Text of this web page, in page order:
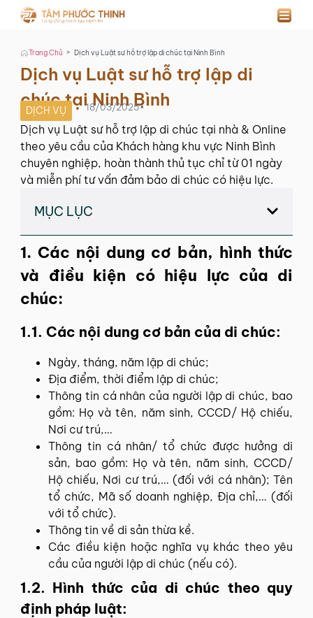
Trang Chủ > Dịch vụ Luật sư hỗ trợ lập di chúc tại Ninh Bình
Dịch vụ Luật sư hỗ trợ lập di
chúc tại Ninh Bình
DỊCH VỤ 18/03/2025•
Dịch vụ Luật sư hỗ trợ lập di chúc tại nhà & Online
theo yêu cầu của Khách hàng khu vực Ninh Bình
chuyên nghiệp, hoàn thành thủ tục chỉ từ 01 ngày
và miễn phí tư vấn đảm bảo di chúc có hiệu lực.
MỤC LỤC
1. Các nội dung cơ bản, hình thức
và điều kiện có hiệu lực của di
chúc:
1.1. Các nội dung cơ bản của di chúc:
Ngày, tháng, năm lập di chúc;
Địa điểm, thời điểm lập di chúc;
Thông tin cá nhân của người lập di chúc, bao
gồm: Họ và tên, năm sinh, CCCD/ Hộ chiếu,
Nơi cư trú,…
Thông tin cá nhân/ tổ chức được hưởng di
sản, bao gồm: Họ và tên, năm sinh, CCCD/
Hộ chiếu, Nơi cư trú,… (đối với cá nhân); Tên
tổ chức, Mã số doanh nghiệp, Địa chỉ,… (đối
với tổ chức).
Thông tin về di sản thừa kề.
Các điều kiện hoặc nghĩa vụ khác theo yêu
cầu của người lập di chúc (nếu có).
1.2. Hình thức của di chúc theo quy
định pháp luật: